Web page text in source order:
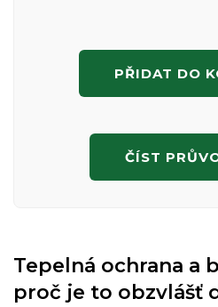
PŘIDAT DO
ČÍST
Tepelná ochrana a
proč je to obzvlášť